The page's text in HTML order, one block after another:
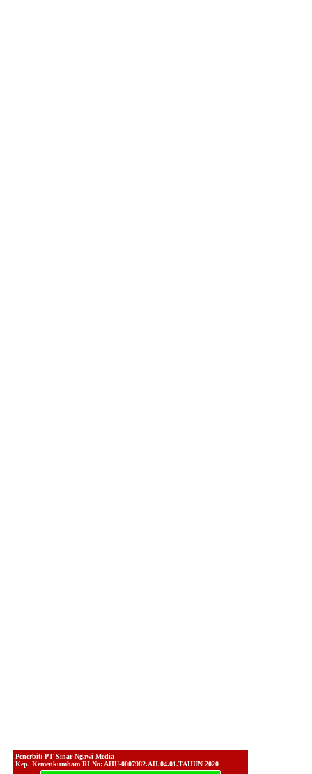
Penerbit: PT Sinar Ngawi Media
Kep. Kemenkumham RI No: AHU-0007982.AH.04.01.TAHUN 2020